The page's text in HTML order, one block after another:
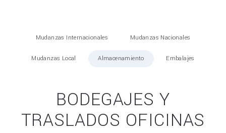
Mudanzas Internacionales Mudanzas Nacionales
Mudanzas Local Almacenamiento Embalajes
BODEGAJES Y
TRASLADOS OFICINAS